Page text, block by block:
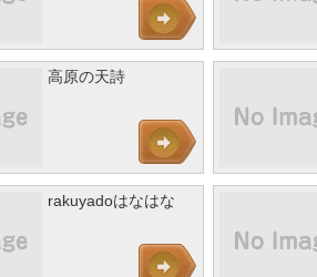
高原の天詩
rakuyadoはなはな